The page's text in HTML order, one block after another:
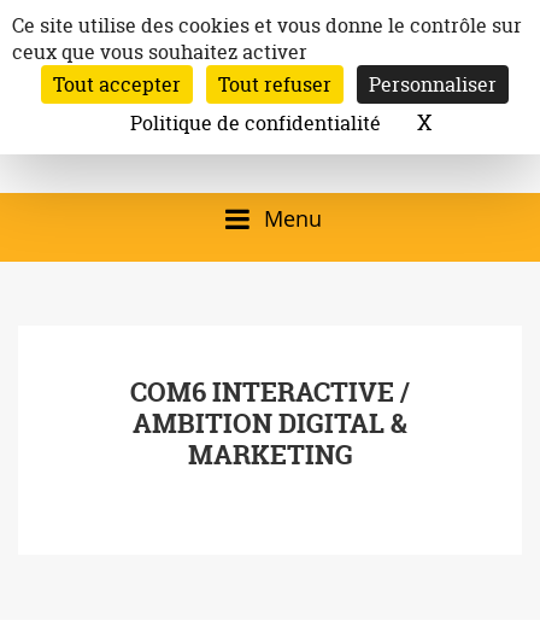
au
contenu
Ville de
Launaguet
Site officiel de la
Mairie de
Launaguet (31140)
qui présente la ville,
programmation
culturelle, la vie
Inscription à la newsletter
Email:
Rechercher
Menu
COM6 INTERACTIVE /
AMBITION DIGITAL &
MARKETING
Panneau de gestion des cookies
Ce site utilise des cookies et vous donne le contrôle sur
ceux que vous souhaitez activer
Tout accepter
Tout refuser
Personnaliser
Politique de confidentialité
XMasquer